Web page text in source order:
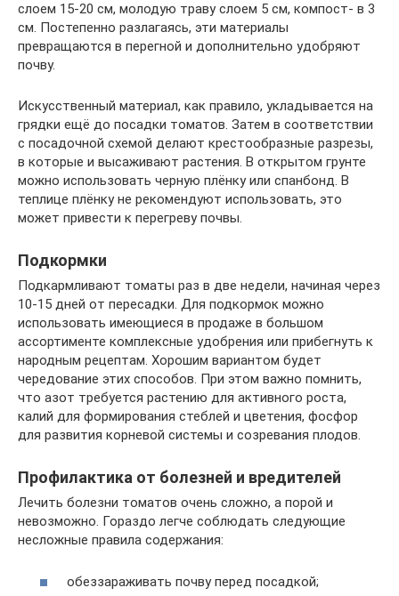
слоем 15-20 см, молодую траву слоем 5 см, компост- в 3
см. Постепенно разлагаясь, эти материалы
превращаются в перегной и дополнительно удобряют
почву.
Искусственный материал, как правило, укладывается на
грядки ещё до посадки томатов. Затем в соответствии
с посадочной схемой делают крестообразные разрезы,
в которые и высаживают растения. В открытом грунте
можно использовать черную плёнку или спанбонд. В
теплице плёнку не рекомендуют использовать, это
может привести к перегреву почвы.
Подкормки
Подкармливают томаты раз в две недели, начиная через
10-15 дней от пересадки. Для подкормок можно
использовать имеющиеся в продаже в большом
ассортименте комплексные удобрения или прибегнуть к
народным рецептам. Хорошим вариантом будет
чередование этих способов. При этом важно помнить,
что азот требуется растению для активного роста,
калий для формирования стеблей и цветения, фосфор
для развития корневой системы и созревания плодов.
Профилактика от болезней и вредителей
Лечить болезни томатов очень сложно, а порой и
невозможно. Гораздо легче соблюдать следующие
несложные правила содержания:
обеззараживать почву перед посадкой;